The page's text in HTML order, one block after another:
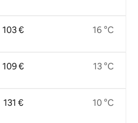
103 €
109 €
131 €
16 °C
13 °C
10 °C